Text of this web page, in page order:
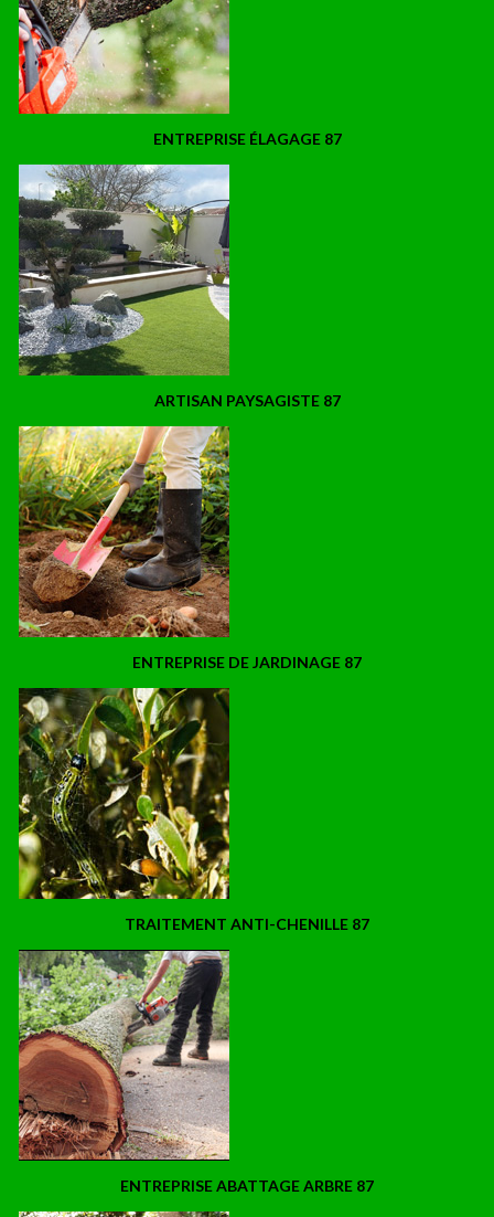
ENTREPRISE ÉLAGAGE 87
ARTISAN PAYSAGISTE 87
ENTREPRISE DE JARDINAGE 87
TRAITEMENT ANTI-CHENILLE 87
ENTREPRISE ABATTAGE ARBRE 87